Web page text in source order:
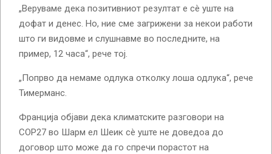
„Веруваме дека позитивниот резултат е сè уште на
дофат и денес. Но, ние сме загрижени за некои работи
што ги видовме и слушнавме во последните, на
пример, 12 часа“, рече тој.
„Попрво да немаме одлука отколку лоша одлука“, рече
Тимерманс.
Франција објави дека климатските разговори на
COP27 во Шарм ел Шеик сè уште не доведоа до
договор што може да го спречи порастот на